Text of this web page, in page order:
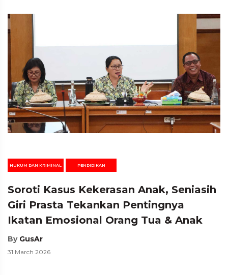
HUKUM DAN KRIMINAL PENDIDIKAN
Soroti Kasus Kekerasan Anak, Seniasih
Giri Prasta Tekankan Pentingnya
Ikatan Emosional Orang Tua & Anak
By GusAr
31 March 2026